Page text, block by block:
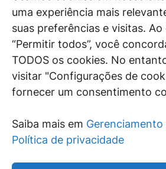
uma experiência mais
suas preferências e visitas. Ao
“Permitir todos”, você
TODOS os cookies. No
visitar "Configurações de
fornecer um consentimento
Saiba mais em
Política de privacidade
diante de questões relevantes
universo jurídico.
SIGA